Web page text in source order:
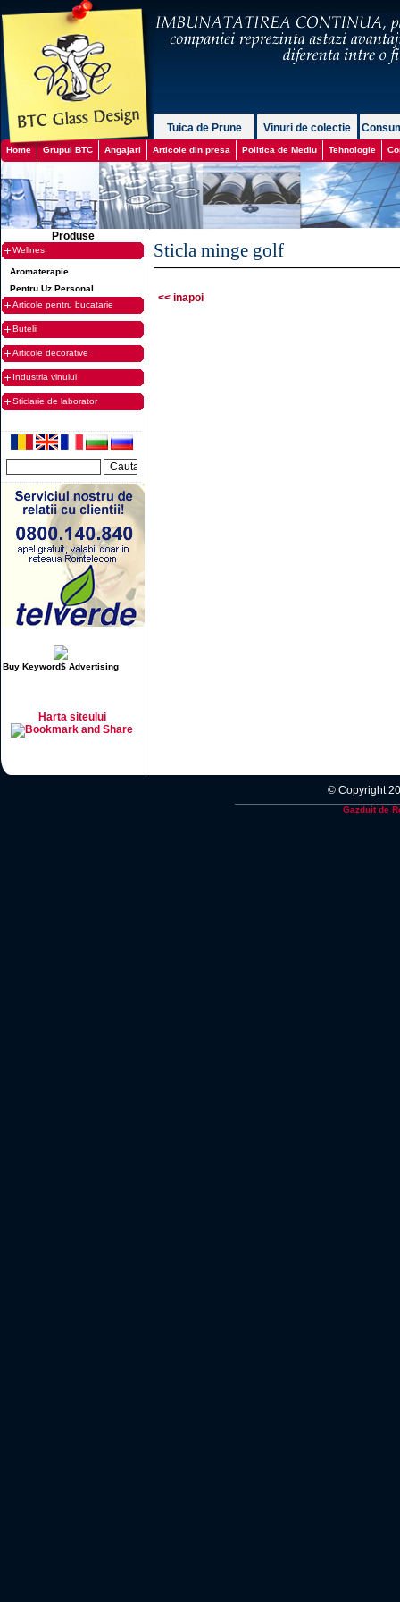
Tuica de Prune Vinuri de colectie
Home Grupul BTC Angajari Articole din presa Politica de Mediu Tehnologie
Produse
Wellnes
Aromaterapie
Pentru Uz Personal
Articole pentru bucatarie
Butelii
Articole decorative
Industria vinului
Sticlarie de laborator
Buy Keyword$ Advertising
Harta siteului
Sticla minge golf
<< inapoi
© Copyright
Gazduit de